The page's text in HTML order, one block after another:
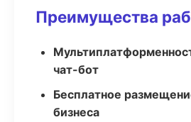
Преимущества
чат-бот
Бесплатное
бизнеса